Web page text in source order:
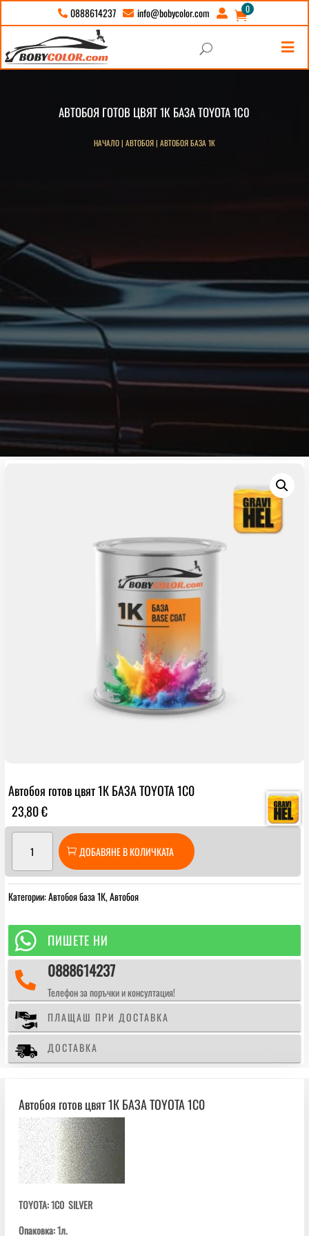
 0888614237  info@bobycolor.com  
0

U
АВТОБОЯ ГОТОВ ЦВЯТ 1К БАЗА TOYOTA 1C0
НАЧАЛО| АВТОБОЯ| АВТОБОЯ БАЗА 1К
Автобоя готов цвят 1К БАЗА TOYOTA 1C0
23,80€
Автобоя
готов
цвят
БАЗА
TOYOTA
ДОБАВЯНЕ В КОЛИЧКАТА
Категории:Автобоя база 1К,Автобоя
 ПИШЕТЕ НИ
 0888614237
Телефон за поръчки и консултация!
ПЛАЩАШ ПРИ ДОСТАВКА
ДОСТАВКА
Автобоя готов цвят 1К БАЗА TOYOTA 1C0
TOYOTA: 1C0 SILVER
Опаковка: 1л.